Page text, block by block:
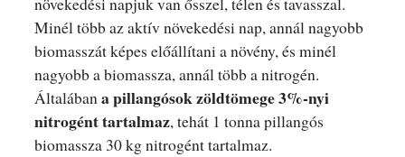
Minél több az aktív növekedési nap, annál nagyobb
biomasszát képes előállítani a növény, és minél
nagyobb a biomassza, annál több a nitrogén.
Általábana pillangósok zöldtömege 3%-nyi
nitrogént tartalmaz, tehát 1 tonna pillangós
biomassza 30 kg nitrogént tartalmaz.